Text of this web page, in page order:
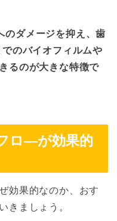
のダメージを抑え、歯
のバイオフィルムや
るのが大きな特徴で
ロ―が効果的
効果的なのか、おす
きましょう。